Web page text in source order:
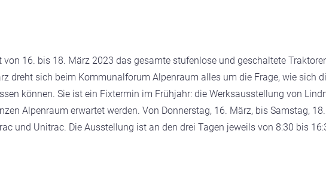
16. bis 18. März 2023 das gesamte stufenlose und geschaltete
dreht sich beim Kommunalforum Alpenraum alles um die Frage, wie sich
können. Sie ist ein Fixtermin im Frühjahr: die Werksausstellung von
Alpenraum erwartet werden. Von Donnerstag, 16. März, bis Samstag, 18.
und Unitrac. Die Ausstellung ist an den drei Tagen jeweils von 8:30 bis